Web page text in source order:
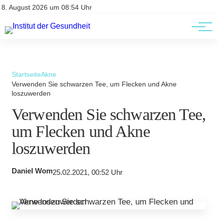
8. August 2026 um 08:54 Uhr
Kontakt
Kontakt
AGBs
StartseiteAkne
Verwenden Sie schwarzen Tee, um Flecken und Akne
loszuwerden
Verwenden Sie schwarzen Tee,
um Flecken und Akne
loszuwerden
Daniel Wom25.02.2021, 00:52 Uhr